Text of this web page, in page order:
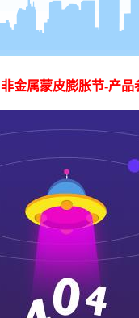
非金属蒙皮膨胀节-产品